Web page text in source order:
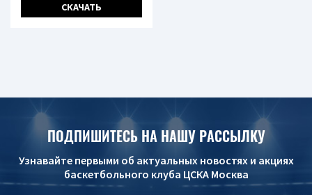
СКАЧАТЬ
ПОДПИШИТЕСЬ НА НАШУ РАССЫЛКУ
Узнавайте первыми об актуальных новостях и акциях
баскетбольного клуба ЦСКА Москва